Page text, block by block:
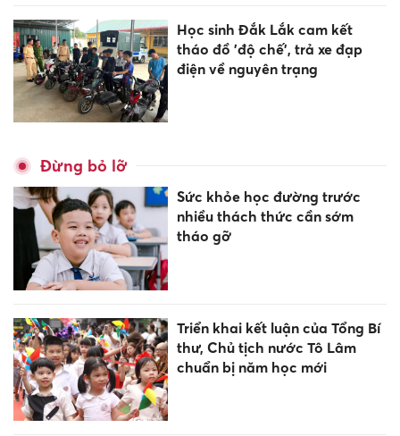
Học sinh Đắk Lắk cam kết
tháo đồ 'độ chế', trả xe đạp
điện về nguyên trạng
Đừng bỏ lỡ
Sức khỏe học đường trước
nhiều thách thức cần sớm
tháo gỡ
Triển khai kết luận của Tổng Bí
thư, Chủ tịch nước Tô Lâm
chuẩn bị năm học mới